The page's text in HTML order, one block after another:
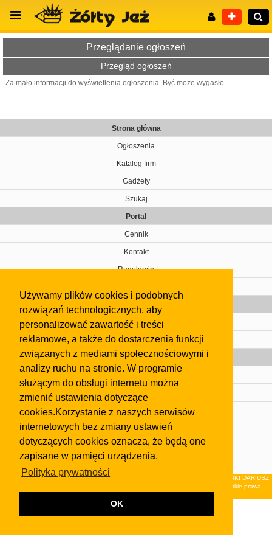
Używamy plików cookies i podobnych
rozwiązań technologicznych, aby
personalizować zawartość i treści
reklamowe, a także do dostarczenia funkcji
związanych z mediami społecznościowymi i
analizy ruchu na stronie. W programie
służącym do obsługi internetu można
zmienić ustawienia dotyczące
cookies.Korzystanie z naszych serwisów
internetowych bez zmiany ustawień
dotyczących cookies oznacza, że będą one
zapisane w pamięci urządzenia.
Polityka prywatności
OK
Przeglądanie ogłoszeń
Przegląd ogłoszeń
Za mało informacji do wyświetlenia ogłoszenia. Być może wygasło.
Strona główna
Ogłoszenia
Katalog firm
Gadżety
Szukaj
Portal
Cennik
Kontakt
Regulamin
Gazeta
Olkusz
Kontakt
Strefa dla biznesu
Biura nieruchomości
Dealerzy i autokomisy
Skontaktuj się z nami
regulaminuiPolityki Prywatności.
Klauzula FB
© 2026Wydawnictwo NEON sp. z o.o. (dawniej: FIRMA NEON MAREK KLUCZEWSKI DARIUSZ
KRAWCZYK s.c.) z siedzibą w Olkuszu, ul.Żuradzka 15, 32-300 Olkusz . Wszystkie prawa